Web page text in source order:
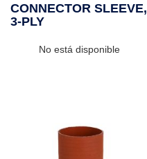
CONNECTOR SLEEVE,
3-PLY
No está disponible